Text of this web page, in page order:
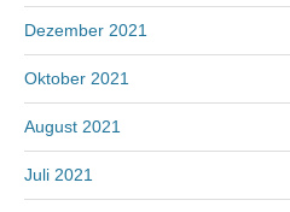
Dezember 2021
Oktober 2021
August 2021
Juli 2021